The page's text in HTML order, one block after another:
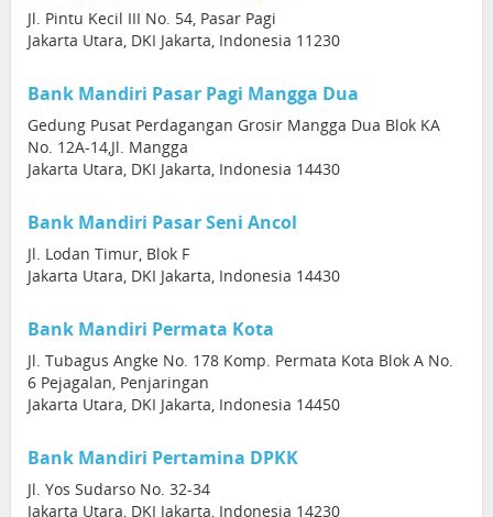
Jl. Pintu Kecil III No. 54, Pasar Pagi
Jakarta Utara, DKI Jakarta, Indonesia 11230
Bank Mandiri Pasar Pagi Mangga Dua
Gedung Pusat Perdagangan Grosir Mangga Dua Blok KA
No. 12A-14,Jl. Mangga
Jakarta Utara, DKI Jakarta, Indonesia 14430
Bank Mandiri Pasar Seni Ancol
Jl. Lodan Timur, Blok F
Jakarta Utara, DKI Jakarta, Indonesia 14430
Bank Mandiri Permata Kota
Jl. Tubagus Angke No. 178 Komp. Permata Kota Blok A No.
6 Pejagalan, Penjaringan
Jakarta Utara, DKI Jakarta, Indonesia 14450
Bank Mandiri Pertamina DPKK
Jl. Yos Sudarso No. 32-34
Jakarta Utara, DKI Jakarta, Indonesia 14230